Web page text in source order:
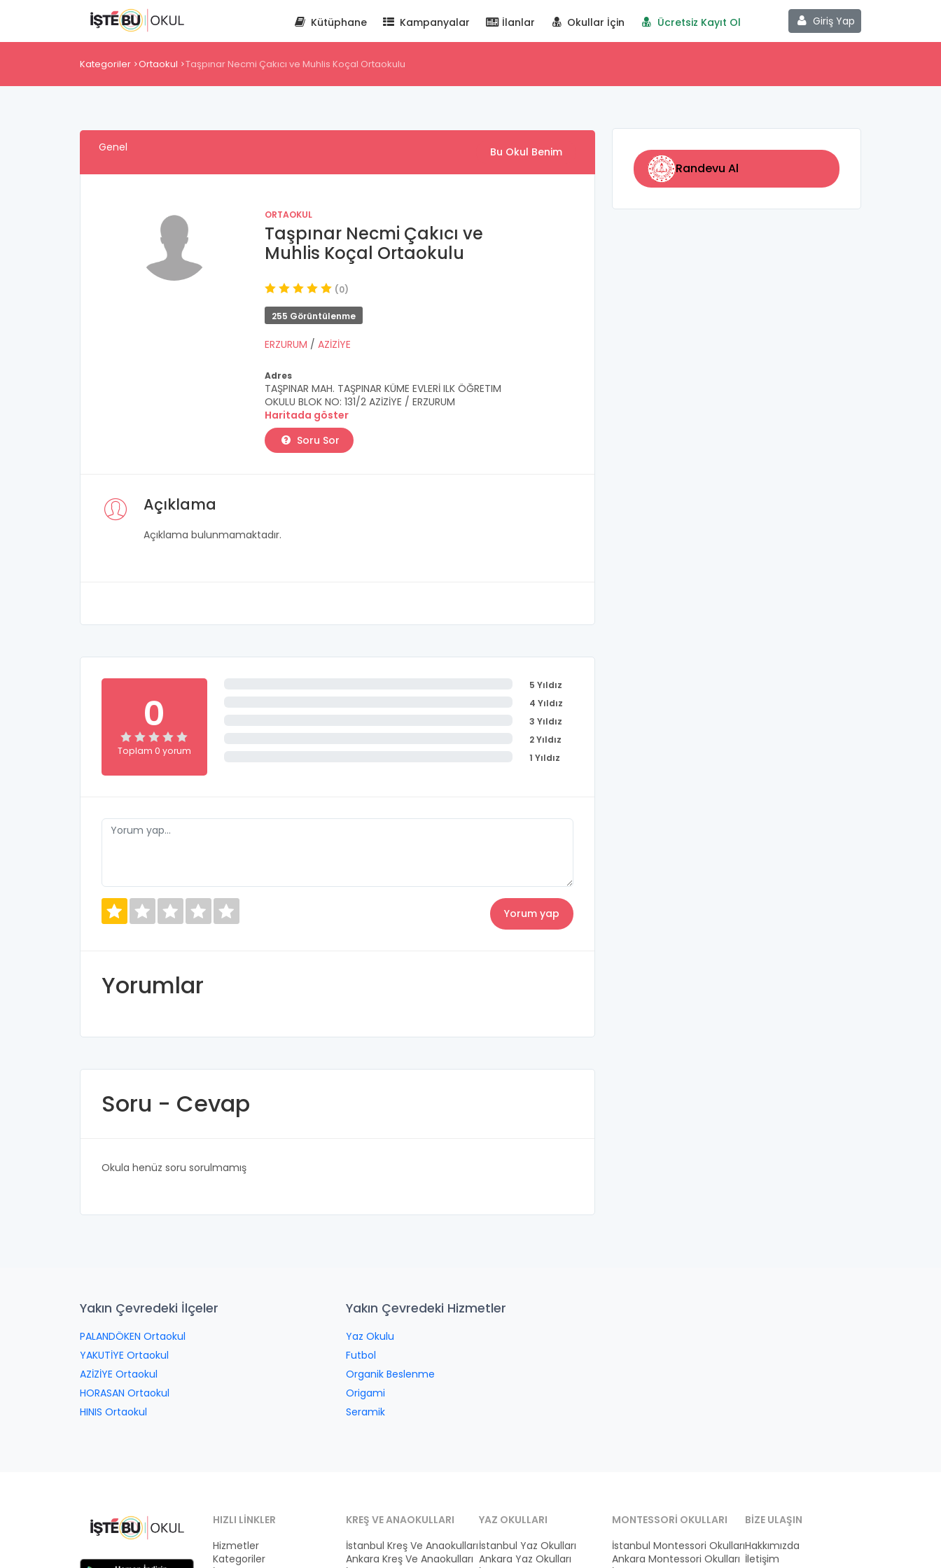
Giriş Yap
Kütüphane Kampanyalar İlanlar Okullar İçin Ücretsiz Kayıt Ol
Kategoriler Ortaokul Taşpınar Necmi Çakıcı ve Muhlis Koçal Ortaokulu
Genel Bu Okul Benim
ORTAOKUL
Taşpınar Necmi Çakıcı ve
Muhlis Koçal Ortaokulu
(0)
255 Görüntülenme
ERZURUM / AZİZİYE
Adres
TAŞPINAR MAH. TAŞPINAR KÜME EVLERİ ILK ÖĞRETIM
OKULU BLOK NO: 131/2 AZİZİYE / ERZURUM
Haritada göster
Soru Sor
Açıklama
Açıklama bulunmamaktadır.
0
Toplam 0 yorum
5 Yıldız
4 Yıldız
3 Yıldız
2 Yıldız
1 Yıldız
Yorumlar
Soru - Cevap
Okula henüz soru sorulmamış
Randevu Al
Yakın Çevredeki İlçeler
PALANDÖKEN Ortaokul
YAKUTİYE Ortaokul
AZİZİYE Ortaokul
HORASAN Ortaokul
HINIS Ortaokul
Yakın Çevredeki Hizmetler
Yaz Okulu
Futbol
Organik Beslenme
Origami
Seramik
HIZLI LINKLER
Hizmetler
Kategoriler
KREŞ VE ANAOKULLARI
İstanbul Kreş Ve Anaokulları
Ankara Kreş Ve Anaokulları
YAZ OKULLARI
İstanbul Yaz Okulları
Ankara Yaz Okulları
MONTESSORI OKULLARI
İstanbul Montessori Okulları
Ankara Montessori Okulları
BIZE ULAŞIN
Hakkımızda
İletişim